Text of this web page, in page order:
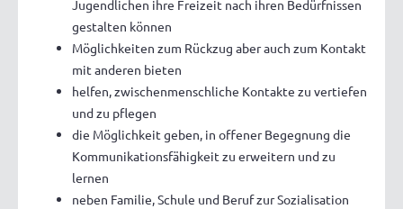
Jugendlichen ihre Freizeit nach ihren Bedürfnissen
gestalten können
Möglichkeiten zum Rückzug aber auch zum Kontakt
mit anderen bieten
helfen, zwischenmenschliche Kontakte zu vertiefen
und zu pflegen
die Möglichkeit geben, in offener Begegnung die
Kommunikationsfähigkeit zu erweitern und zu
lernen
neben Familie, Schule und Beruf zur Sozialisation